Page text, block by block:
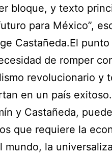
bloque, y texto
para México”,
Castañeda.El
de romper
revolucionario y
en un país
y Castañeda,
que requiere la
mundo, la